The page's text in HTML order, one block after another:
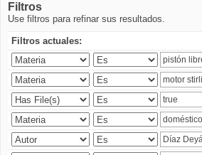
Filtros
Use filtros para refinar sus resultados.
Filtros actuales: